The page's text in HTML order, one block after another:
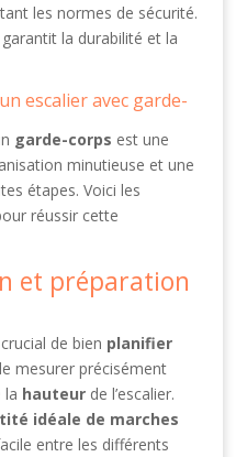
les normes de sécurité.
la durabilité et la
escalier avec garde-
garde-corps est une
minutieuse et une
étapes. Voici les
réussir cette
et préparation
de bien planifier
mesurer précisément
la hauteurde l’escalier.
idéale de marches
entre les différents